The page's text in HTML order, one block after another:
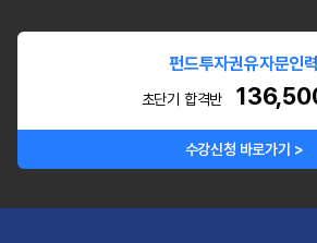
펀드투자권유자문인력
초단기 합격반
수강신청 바로가기 >